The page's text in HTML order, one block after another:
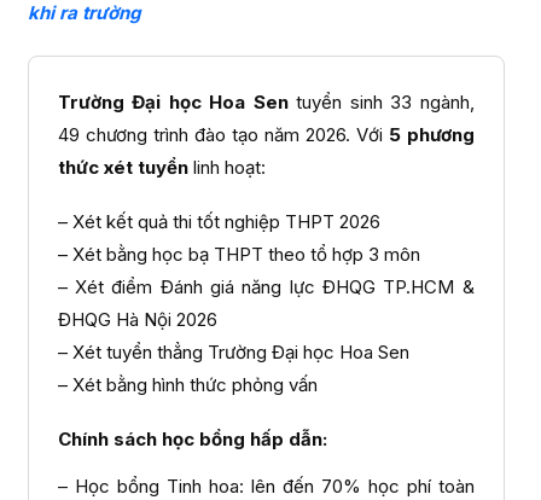
khi ra trường
Trường Đại học Hoa Sentuyển sinh 33 ngành,
49 chương trình đào tạo năm 2026. Với 5 phương
thức xét tuyểnlinh hoạt:
– Xét kết quả thi tốt nghiệp THPT 2026
– Xét bằng học bạ THPT theo tổ hợp 3 môn
– Xét điểm Đánh giá năng lực ĐHQG TP.HCM &
ĐHQG Hà Nội 2026
– Xét tuyển thẳng Trường Đại học Hoa Sen
– Xét bằng hình thức phỏng vấn
Chính sách học bổng hấp dẫn:
– Học bổng Tinh hoa: lên đến 70% học phí toàn